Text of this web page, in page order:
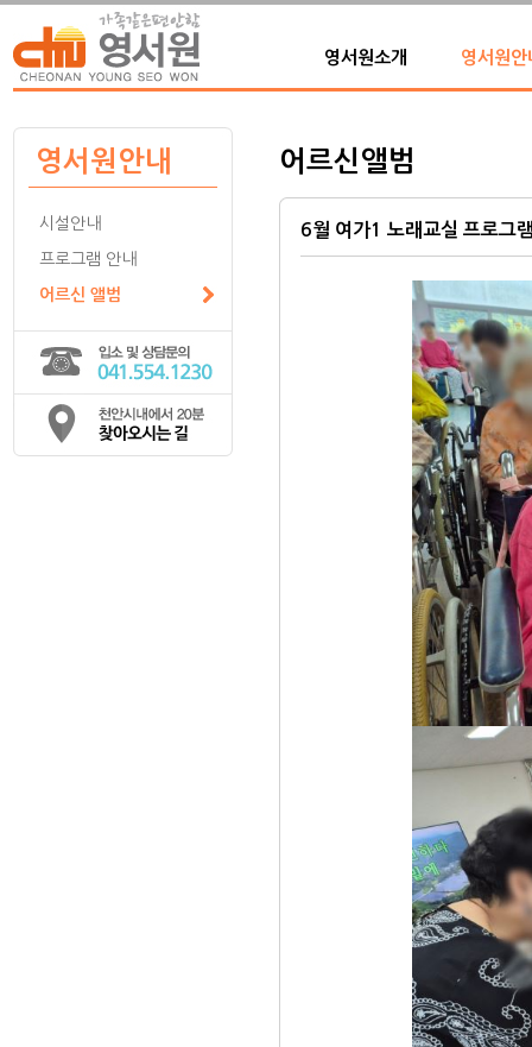
영서원소개 영서원안
영서원안내
시설안내
프로그램 안내
어르신 앨범
어르신앨범
6월 여가1 노래교실 프로그